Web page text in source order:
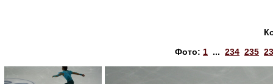
Фото: 1 ... 234 235